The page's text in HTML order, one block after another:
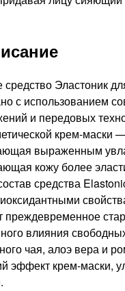
Эластоник
с использованием
и передовых
крем-маски
выраженным
кожу более
средства
преждевременное
влияния
чая, алоэ вера и
эффект крем-маски,